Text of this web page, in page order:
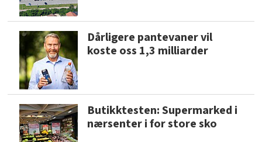
Dårligere pantevaner vil
koste oss 1,3 milliarder
Butikktesten: Supermarked i
nærsenter i for store sko